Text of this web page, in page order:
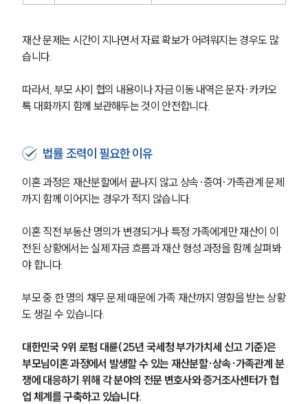
재산 문제는 시간이 지나면서 자료 확보가 어려워지는 경우도 많
습니다.
따라서, 부모 사이 협의 내용이나 자금 이동 내역은 문자·카카오
톡 대화까지 함께 보관해두는 것이 안전합니다.
법률 조력이 필요한 이유
이혼 과정은 재산분할에서 끝나지 않고 상속·증여·가족관계 문제
까지 함께 이어지는 경우가 적지 않습니다.
이혼 직전 부동산 명의가 변경되거나 특정 가족에게만 재산이 이
전된 상황에서는 실제 자금 흐름과 재산 형성 과정을 함께 살펴봐
야 합니다.
부모 중 한 명의 채무 문제 때문에 가족 재산까지 영향을 받는 상황
도 생길 수 있습니다.
대한민국 9위 로펌 대륜(25년 국세청 부가가치세 신고 기준)은
부모님이혼 과정에서 발생할 수 있는 재산분할·상속·가족관계 분
쟁에 대응하기 위해 각 분야의 전문 변호사와 증거조사센터가 협
업 체계를 구축하고 있습니다.